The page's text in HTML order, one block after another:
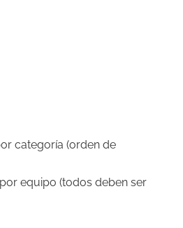
categoría (orden de
equipo (todos deben ser